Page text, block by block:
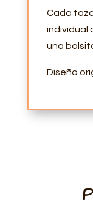
Cada
individual
una
Diseño